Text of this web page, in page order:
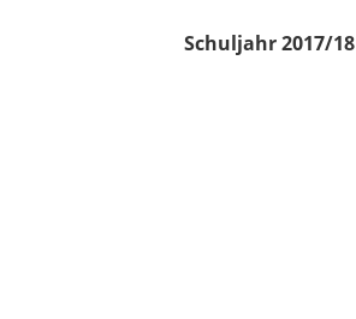
Schuljahr 2017/18